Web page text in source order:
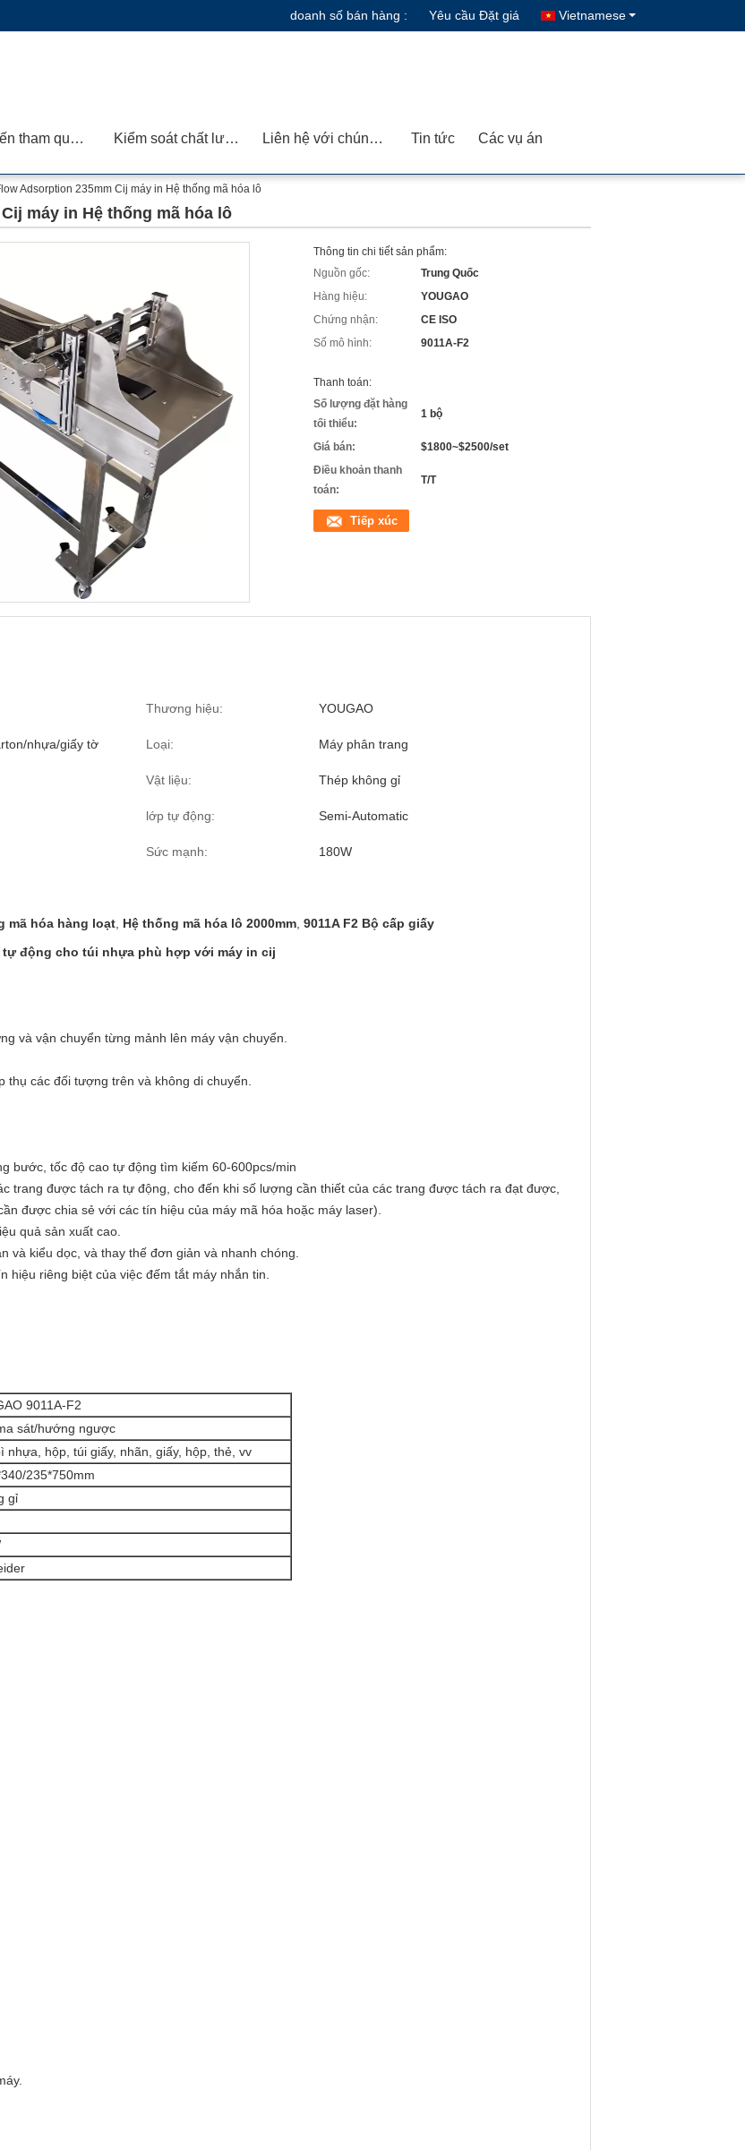
doanh số bán hàng : Yêu cầu Đặt giá Vietnamese
Chuyến tham quan nhà máy Kiểm soát chất lượng Liên hệ với chúng tôi Tin tức Các vụ án
Adsorption 235mm Cij máy in Hệ thống mã hóa lô
máy in Hệ thống mã hóa lô
Thông tin chi tiết sản phẩm:
Nguồn gốc:
Trung Quốc
Hàng hiệu:
YOUGAO
Chứng nhận:
CE ISO
Số mô hình:
9011A-F2
Thanh toán:
Số lượng đặt hàng
tối thiểu:
1 bộ
Giá bán:
$1800~$2500/set
Điều khoản thanh
toán:
T/T
Tiếp xúc
Thương hiệu: YOUGAO
nhựa/giấy tờ Loại: Máy phân trang
Vật liệu: Thép không gỉ
lớp tự động: Semi-Automatic
Sức mạnh: 180W
mã hóa hàng loạt Hệ thống mã hóa lô 2000mm 9011A F2 Bộ cấp giấy
tự động cho túi nhựa phù hợp với máy in cij
và vận chuyển từng mảnh lên máy vận chuyển.
các đối tượng trên và không di chuyển.
bước, tốc độ cao tự động tìm kiếm 60-600pcs/min
trang được tách ra tự động, cho đến khi số lượng cần thiết của các trang được tách ra đạt được,
được chia sẻ với các tín hiệu của máy mã hóa hoặc máy laser).
quả sản xuất cao.
và kiểu dọc, và thay thế đơn giản và nhanh chóng.
hiệu riêng biệt của việc đếm tắt máy nhắn tin.
9011A-F2
sát/hướng ngược
nhựa, hộp, túi giấy, nhãn, giấy, hộp, thẻ, vv
235*750mm
gỉ